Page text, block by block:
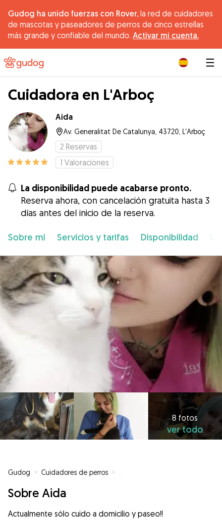
Gudog ha unido fuerzas con Rover, la red de cuidadores
de mascotas y paseadores de perros de cinco estrellas
más grande y confiable del mundo. Activar mi cuenta.
Cuidadora en L'Arboç
Aida
Av. Generalitat De Catalunya, 43720, L'Arboç
2 Reservas
1 Valoraciones
La disponibilidad puede acabarse pronto.
Reserva ahora, con cancelación gratuita hasta 3
días antes del inicio de la reserva.
Sobre mí Servicios y tarifas Disponibilidad
8 fotos
ver todo
Gudog » Cuidadores de perros » Cuidadores de perros en L'Arboç
Sobre Aida
Actualmente sólo cuido a domicilio y paseo!!